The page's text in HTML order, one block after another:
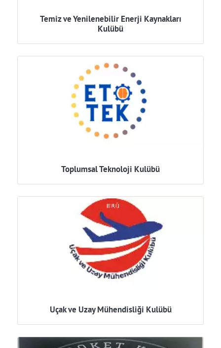
Temiz ve Yenilenebilir Enerji Kaynakları
Kulübü
Toplumsal Teknoloji Kulübü
Uçak ve Uzay Mühendisliği Kulübü